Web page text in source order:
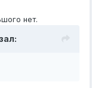
нет.